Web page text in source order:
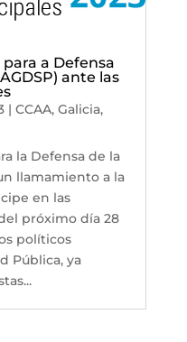
a Defensa
ante las
| CCAA, Galicia,
la Defensa de la
llamamiento a la
en las
próximo día 28
políticos
Pública, ya